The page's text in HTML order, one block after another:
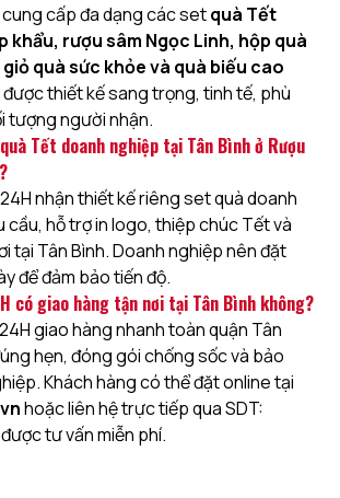
cấp đa dạng các setquà Tết
khẩu, rượu sâm Ngọc Linh, hộp quà
quà sức khỏe và quà biếu cao
thiết kế sang trọng, tinh tế, phù
tượng người nhận.
Tết doanh nghiệp tại Tân Bình ở Rượu
nhận thiết kế riêng set quà doanh
hỗ trợ in logo, thiệp chúc Tết và
tại Tân Bình. Doanh nghiệp nên đặt
để đảm bảo tiến độ.
có giao hàng tận nơi tại Tân Bình không?
giao hàng nhanh toàn quận Tân
hẹn, đóng gói chống sốc và bảo
Khách hàng có thể đặt online tại
hoặc liên hệ trực tiếp qua SDT:
tư vấn miễn phí.